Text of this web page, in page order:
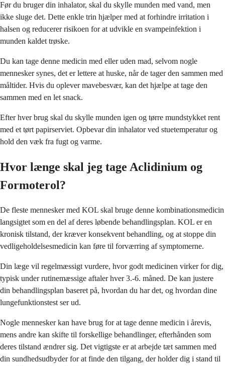
Før du bruger din inhalator, skal du skylle munden med vand, men
ikke sluge det. Dette enkle trin hjælper med at forhindre irritation i
halsen og reducerer risikoen for at udvikle en svampeinfektion i
munden kaldet trøske.
Du kan tage denne medicin med eller uden mad, selvom nogle
mennesker synes, det er lettere at huske, når de tager den sammen med
måltider. Hvis du oplever mavebesvær, kan det hjælpe at tage den
sammen med en let snack.
Efter hver brug skal du skylle munden igen og tørre mundstykket rent
med et tørt papirserviet. Opbevar din inhalator ved stuetemperatur og
hold den væk fra fugt og varme.
Hvor længe skal jeg tage Aclidinium og
Formoterol?
De fleste mennesker med KOL skal bruge denne kombinationsmedicin
langsigtet som en del af deres løbende behandlingsplan. KOL er en
kronisk tilstand, der kræver konsekvent behandling, og at stoppe din
vedligeholdelsesmedicin kan føre til forværring af symptomerne.
Din læge vil regelmæssigt vurdere, hvor godt medicinen virker for dig,
typisk under rutinemæssige aftaler hver 3.-6. måned. De kan justere
din behandlingsplan baseret på, hvordan du har det, og hvordan dine
lungefunktionstest ser ud.
Nogle mennesker kan have brug for at tage denne medicin i årevis,
mens andre kan skifte til forskellige behandlinger, efterhånden som
deres tilstand ændrer sig. Det vigtigste er at arbejde tæt sammen med
din sundhedsudbyder for at finde den tilgang, der holder dig i stand til